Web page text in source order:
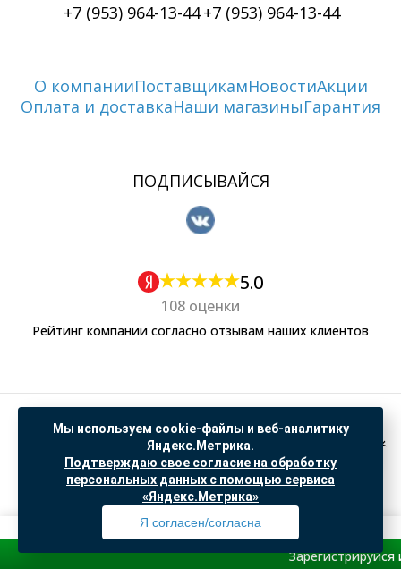
+7 (953) 964-13-44+7 (953) 964-13-44
О компанииПоставщикамНовостиАкции
Оплата и доставкаНаши магазиныГарантия
ПОДПИСЫВАЙСЯ
5.0
108 оценки
Рейтинг компании согласно отзывам наших клиентов
Политика обработки персональных данных
Согласие на обработку данных Яндекс Метрика
"© ООО “САНТЕХГИД”, 2026. Все права защищены. Предложение не является публичной
офертой, цены и информация на сайте ознакомительные
Доработка и продвижение вSO.USE
Мы используем cookie-файлы и веб-аналитику
Яндекс.Метрика.
Подтверждаю свое согласие на обработку
персональных данных с помощью сервиса
«Яндекс.Метрика»
Я согласен/согласна
Профиль Товары Поиск Избранное Корзина
Зарегистрируйся и получи